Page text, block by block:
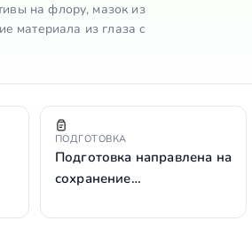
на флору, мазок из
материала из глаза с
ПОДГОТОВКА
Подготовка направлена на
сохранение…